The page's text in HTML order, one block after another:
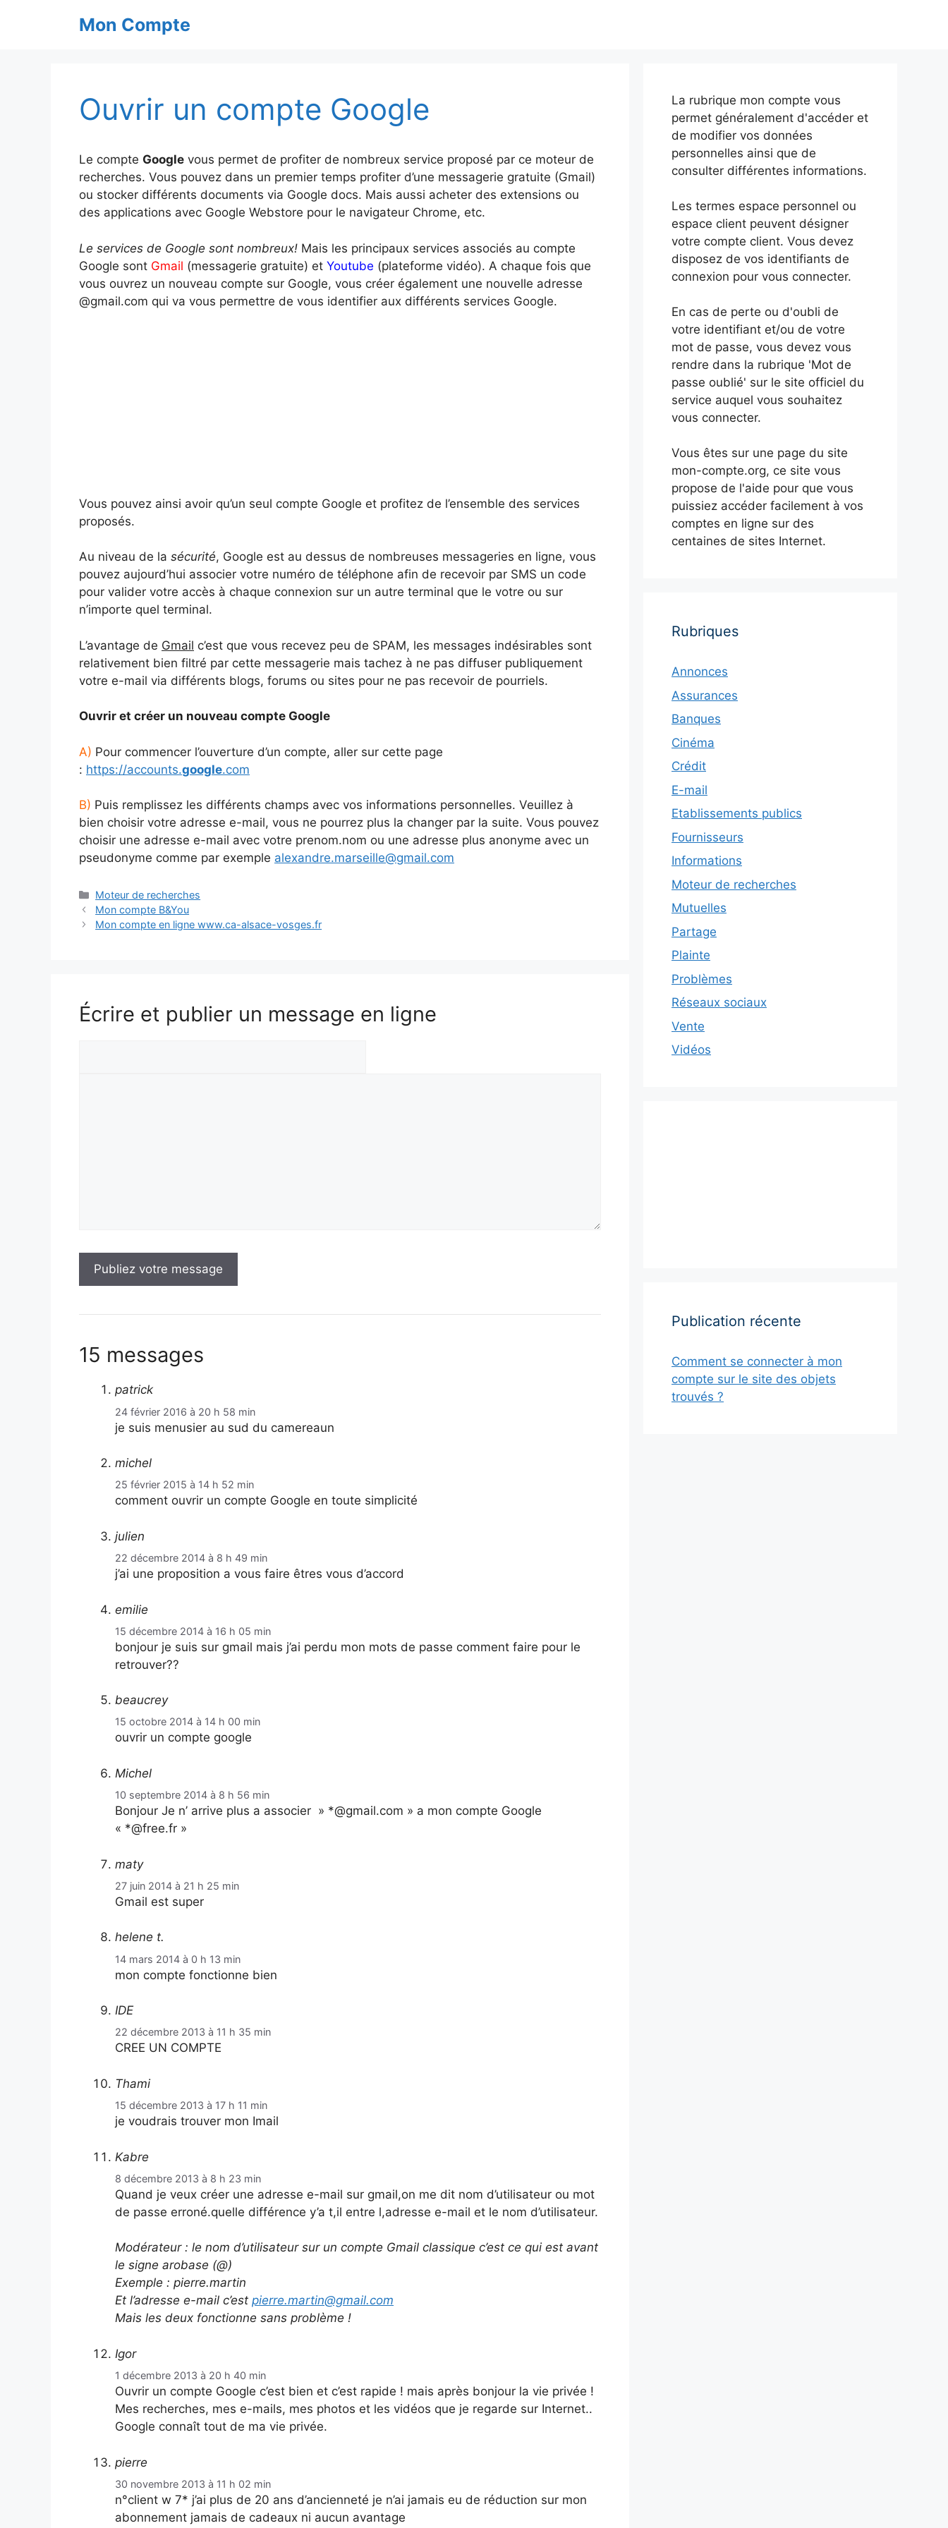
Mon Compte
Ouvrir un compte Google
Le compte Google vous permet de profiter de nombreux service proposé par ce moteur de
recherches. Vous pouvez dans un premier temps profiter d’une messagerie gratuite (Gmail)
ou stocker différents documents via Google docs. Mais aussi acheter des extensions ou
des applications avec Google Webstore pour le navigateur Chrome, etc.
Le services de Google sont nombreux! Mais les principaux services associés au compte
Google sont Gmail (messagerie gratuite) et Youtube (plateforme vidéo). A chaque fois que
vous ouvrez un nouveau compte sur Google, vous créer également une nouvelle adresse
@gmail.com qui va vous permettre de vous identifier aux différents services Google.
Vous pouvez ainsi avoir qu’un seul compte Google et profitez de l’ensemble des services
proposés.
Au niveau de la sécurité, Google est au dessus de nombreuses messageries en ligne, vous
pouvez aujourd’hui associer votre numéro de téléphone afin de recevoir par SMS un code
pour valider votre accès à chaque connexion sur un autre terminal que le votre ou sur
n’importe quel terminal.
L’avantage de Gmail c’est que vous recevez peu de SPAM, les messages indésirables sont
relativement bien filtré par cette messagerie mais tachez à ne pas diffuser publiquement
votre e-mail via différents blogs, forums ou sites pour ne pas recevoir de pourriels.
Ouvrir et créer un nouveau compte Google
A) Pour commencer l’ouverture d’un compte, aller sur cette page
: https://accounts.google.com
B) Puis remplissez les différents champs avec vos informations personnelles. Veuillez à
bien choisir votre adresse e-mail, vous ne pourrez plus la changer par la suite. Vous pouvez
choisir une adresse e-mail avec votre prenom.nom ou une adresse plus anonyme avec un
pseudonyme comme par exemple alexandre.marseille@gmail.com
Catégories
Moteur de recherches
Mon compte B&You
Mon compte en ligne www.ca-alsace-vosges.fr
Écrire et publier un message en ligne
15 messages
patrick
24 février 2016 à 20 h 58 min
je suis menusier au sud du camereaun
michel
25 février 2015 à 14 h 52 min
comment ouvrir un compte Google en toute simplicité
julien
22 décembre 2014 à 8 h 49 min
j’ai une proposition a vous faire êtres vous d’accord
emilie
15 décembre 2014 à 16 h 05 min
bonjour je suis sur gmail mais j’ai perdu mon mots de passe comment faire pour le
retrouver??
beaucrey
15 octobre 2014 à 14 h 00 min
ouvrir un compte google
Michel
10 septembre 2014 à 8 h 56 min
Bonjour Je n’ arrive plus a associer » *@gmail.com » a mon compte Google
« *@free.fr »
maty
27 juin 2014 à 21 h 25 min
Gmail est super
helene t.
14 mars 2014 à 0 h 13 min
mon compte fonctionne bien
IDE
22 décembre 2013 à 11 h 35 min
CREE UN COMPTE
Thami
15 décembre 2013 à 17 h 11 min
je voudrais trouver mon Imail
Kabre
8 décembre 2013 à 8 h 23 min
Quand je veux créer une adresse e-mail sur gmail,on me dit nom d’utilisateur ou mot
de passe erroné.quelle différence y’a t,il entre l,adresse e-mail et le nom d’utilisateur.
Modérateur : le nom d’utilisateur sur un compte Gmail classique c’est ce qui est avant
le signe arobase (@)
Exemple : pierre.martin
Et l’adresse e-mail c’est pierre.martin@gmail.com
Mais les deux fonctionne sans problème !
Igor
1 décembre 2013 à 20 h 40 min
Ouvrir un compte Google c’est bien et c’est rapide ! mais après bonjour la vie privée !
Mes recherches, mes e-mails, mes photos et les vidéos que je regarde sur Internet..
Google connaît tout de ma vie privée.
pierre
30 novembre 2013 à 11 h 02 min
n°client w 7* j’ai plus de 20 ans d’ancienneté je n’ai jamais eu de réduction sur mon
abonnement jamais de cadeaux ni aucun avantage
La rubrique mon compte vous
permet généralement d'accéder et
de modifier vos données
personnelles ainsi que de
consulter différentes informations.
Les termes espace personnel ou
espace client peuvent désigner
votre compte client. Vous devez
disposez de vos identifiants de
connexion pour vous connecter.
En cas de perte ou d'oubli de
votre identifiant et/ou de votre
mot de passe, vous devez vous
rendre dans la rubrique 'Mot de
passe oublié' sur le site officiel du
service auquel vous souhaitez
vous connecter.
Vous êtes sur une page du site
mon-compte.org, ce site vous
propose de l'aide pour que vous
puissiez accéder facilement à vos
comptes en ligne sur des
centaines de sites Internet.
Rubriques
Annonces
Assurances
Banques
Cinéma
Crédit
E-mail
Etablissements publics
Fournisseurs
Informations
Moteur de recherches
Mutuelles
Partage
Plainte
Problèmes
Réseaux sociaux
Vente
Vidéos
Publication récente
Comment se connecter à mon
compte sur le site des objets
trouvés ?